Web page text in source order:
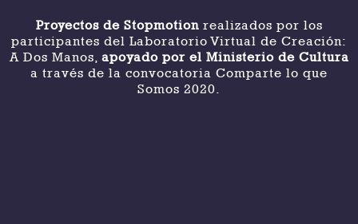
Proyectos de Stopmotionrealizados por los
participantes del Laboratorio Virtual de Creación:
A Dos Manos, apoyado por el Ministerio de Cultura
a través de la convocatoria Comparte lo que
Somos 2020.